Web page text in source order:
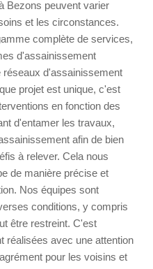
Bezons peuvent varier
et les circonstances.
complète de services,
d'assainissement
réseaux d'assainissement
projet est unique, c'est
en fonction des
d'entamer les travaux,
afin de bien
à relever. Cela nous
de manière précise et
Nos équipes sont
conditions, y compris
être restreint. C'est
réalisées avec une attention
pour les voisins et